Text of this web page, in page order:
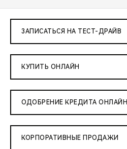
ЗАПИСАТЬСЯ НА ТЕСТ-ДРАЙВ
КУПИТЬ ОНЛАЙН
ОДОБРЕНИЕ КРЕДИТА ОНЛАЙН
КОРПОРАТИВНЫЕ ПРОДАЖИ